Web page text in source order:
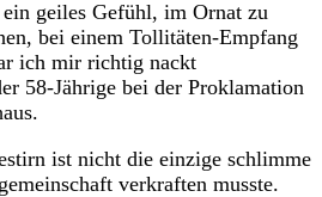
geiles Gefühl, im Ornat zu
bei einem Tollitäten-Empfang
ich mir richtig nackt
58-Jährige bei der Proklamation
ist nicht die einzige schlimme
verkraften musste.